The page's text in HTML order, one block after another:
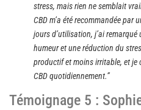
stress, mais rien ne semblait
CBD m’a été recommandée par
jours d’utilisation, j’ai
humeur et une réduction du
productif et moins irritable, et je
CBD quotidiennement.”
Témoignage 5 :